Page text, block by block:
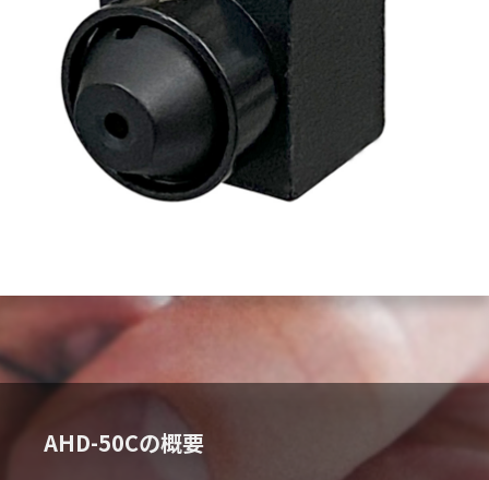
AHD-50Cの概要